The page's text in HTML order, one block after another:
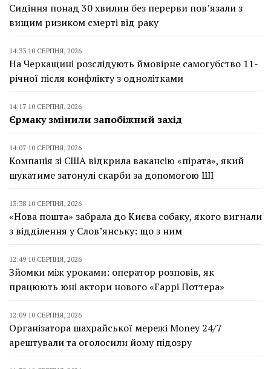
Сидіння понад 30 хвилин без перерви пов’язали з
вищим ризиком смерті від раку
14:33 10 СЕРПНЯ, 2026
На Черкащині розслідують ймовірне самогубство 11-
річної після конфлікту з однолітками
14:17 10 СЕРПНЯ, 2026
Єрмаку змінили запобіжний захід
14:07 10 СЕРПНЯ, 2026
Компанія зі США відкрила вакансію «пірата», який
шукатиме затонулі скарби за допомогою ШІ
13:38 10 СЕРПНЯ, 2026
«Нова пошта» забрала до Києва собаку, якого вигнали
з відділення у Слов’янську: що з ним
12:49 10 СЕРПНЯ, 2026
Зйомки між уроками: оператор розповів, як
працюють юні актори нового «Гаррі Поттера»
12:09 10 СЕРПНЯ, 2026
Організатора шахрайської мережі Money 24/7
арештували та оголосили йому підозру